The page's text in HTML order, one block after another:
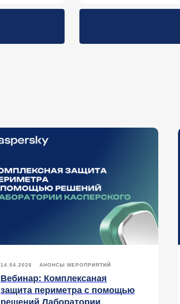
14.04.2026 АНОНСЫ МЕРОПРИЯТИЙ
Вебинар: Комплексаная
защита периметра с помощью
решений Лаборатории